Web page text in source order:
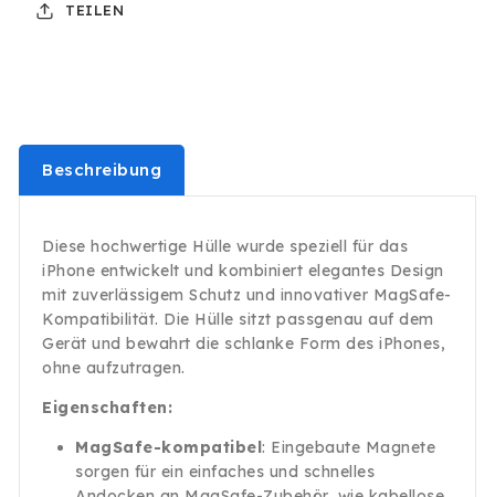
14
TEILEN
Beschreibung
Diese hochwertige Hülle wurde speziell für das
iPhone entwickelt und kombiniert elegantes Design
mit zuverlässigem Schutz und innovativer MagSafe-
Kompatibilität. Die Hülle sitzt passgenau auf dem
Gerät und bewahrt die schlanke Form des iPhones,
ohne aufzutragen.
Eigenschaften:
MagSafe-kompatibel: Eingebaute Magnete
sorgen für ein einfaches und schnelles